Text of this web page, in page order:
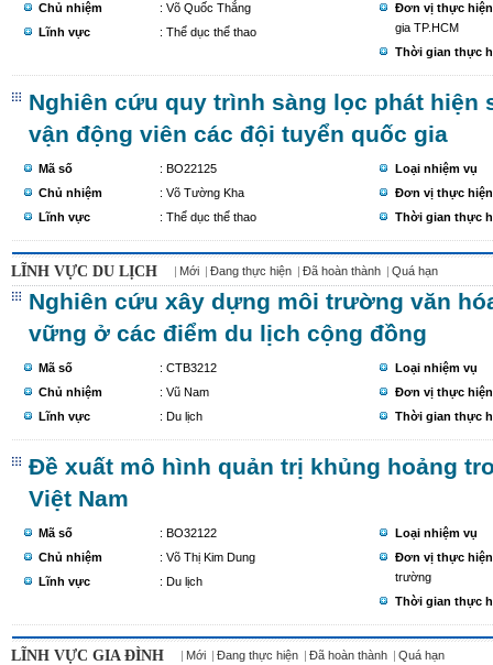
Chủ nhiệm
: Võ Quốc Thắng
Lĩnh vực
: Thể dục thể thao
Đơn vị thực hiện
gia TP.HCM
Thời gian thực
Nghiên cứu quy trình sàng lọc phát hiện
vận động viên các đội tuyển quốc gia
Mã số
: BO22125
Chủ nhiệm
: Võ Tường Kha
Lĩnh vực
: Thể dục thể thao
Loại nhiệm vụ
Đơn vị thực hiện
Thời gian thực
LĨNH VỰC DU LỊCH Mới Đang thực hiện Đã hoàn thành Quá hạn
Nghiên cứu xây dựng môi trường văn
vững ở các điểm du lịch cộng đồng
Mã số
: CTB3212
Chủ nhiệm
: Vũ Nam
Lĩnh vực
: Du lịch
Loại nhiệm vụ
Đơn vị thực hiện
Thời gian thực
Đề xuất mô hình quản trị khủng hoảng
Việt Nam
Mã số
: BO32122
Chủ nhiệm
: Võ Thị Kim Dung
Lĩnh vực
: Du lịch
Loại nhiệm vụ
Đơn vị thực hiện
trường
Thời gian thực
LĨNH VỰC GIA ĐÌNH Mới Đang thực hiện Đã hoàn thành Quá hạn